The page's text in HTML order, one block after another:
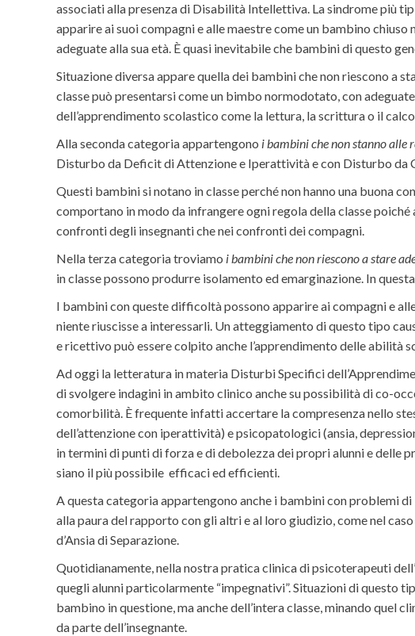
associati alla presenza di Disabilità Intellettiva. La sindrome più
apparire ai suoi compagni e alle maestre come un bambino
adeguate alla sua età. È quasi inevitabile che bambini di questo
Situazione diversa appare quella dei bambini che non riescono a
classe può presentarsi come un bimbo normodotato, con
dell’apprendimento scolastico come la lettura, la scrittura o il
Alla seconda categoria appartengono i bambini che non stanno alle
Disturbo da Deficit di Attenzione e Iperattività e con Disturbo da
Questi bambini si notano in classe perché non hanno una buona
comportano in modo da infrangere ogni regola della classe
confronti degli insegnanti che nei confronti dei compagni.
Nella terza categoria troviamo i bambini che non riescono a stare
in classe possono produrre isolamento ed emarginazione. In
I bambini con queste difficoltà possono apparire ai compagni e
niente riuscisse a interessarli. Un atteggiamento di questo tipo
e ricettivo può essere colpito anche l’apprendimento delle abilità
Ad oggi la letteratura in materia Disturbi Specifici
di svolgere indagini in ambito clinico anche su possibilità di co-
comorbilità. È frequente infatti accertare la compresenza nello
dell’attenzione con iperattività) e psicopatologici (ansia,
in termini di punti di forza e di debolezza dei propri alunni e delle
siano il più possibile efficaci ed efficienti.
A questa categoria appartengono anche i bambini con problemi
alla paura del rapporto con gli altri e al loro giudizio, come nel
d’Ansia di Separazione.
Quotidianamente, nella nostra pratica clinica di psicoterapeuti
quegli alunni particolarmente “impegnativi”. Situazioni di questo
bambino in questione, ma anche dell’intera classe, minando quel
da parte dell’insegnante.